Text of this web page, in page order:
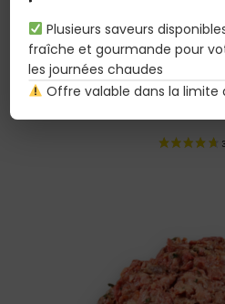
au réfrigérateur
avant
Plusieurs saveurs
fraîche et gourmande pour
les journées chaudes
Offre valable dans la limite